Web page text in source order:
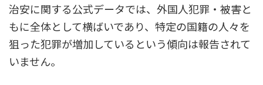
治安に関する公式データでは、外国人犯罪・被害と
もに全体として横ばいであり、特定の国籍の人々を
狙った犯罪が増加しているという傾向は報告されて
いません。